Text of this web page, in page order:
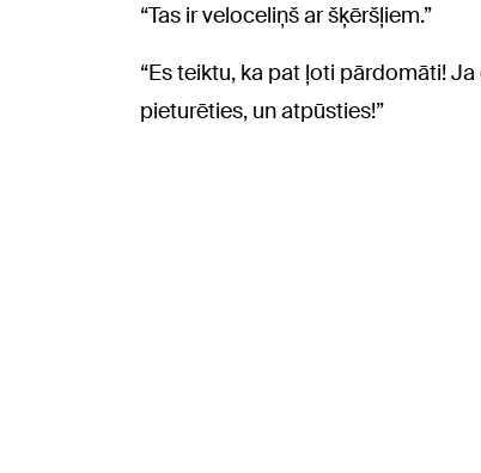
“Tas ir veloceliņš ar šķēršļiem.”
“Es teiktu, ka pat ļoti pārdomāti!
pieturēties, un atpūsties!”